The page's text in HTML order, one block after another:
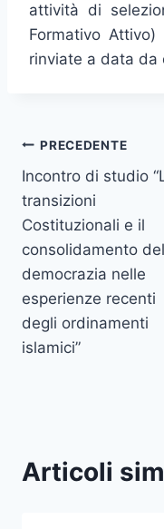
attività di
Formativo
rinviate a data da
Navigazione
articoli
PRECEDENTE
Incontro di studio
transizioni
Costituzionali e il
consolidamento
democrazia nelle
esperienze recenti
degli ordinamenti
islamici”
Articoli